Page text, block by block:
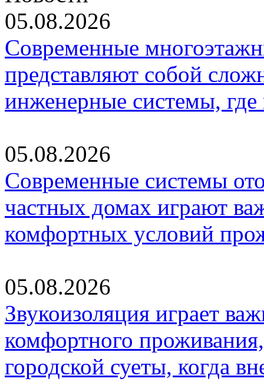
05.08.2026
Современные
представляют собой
инженерные системы,
05.08.2026
Современные системы
частных домах играют
комфортных условий
05.08.2026
Звукоизоляция играет
комфортного
городской суеты, когда